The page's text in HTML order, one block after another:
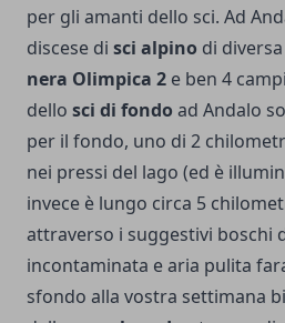
per gli amanti dello sci. Ad
discese di sci alpino di
nera Olimpica 2 e ben 4
dello sci di fondo ad Andalo
per il fondo, uno di 2
nei pressi del lago (ed è
invece è lungo circa 5
attraverso i suggestivi boschi
incontaminata e aria pulita
sfondo alla vostra settimana